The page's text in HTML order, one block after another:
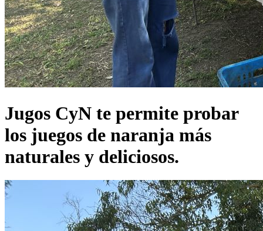
Jugos CyN te permite probar
los juegos de naranja más
naturales y deliciosos.